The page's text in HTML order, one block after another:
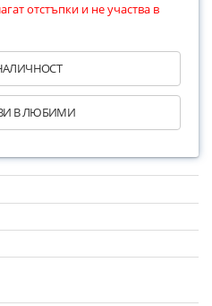
отстъпки и не участва в
В ЛЮБИМИ